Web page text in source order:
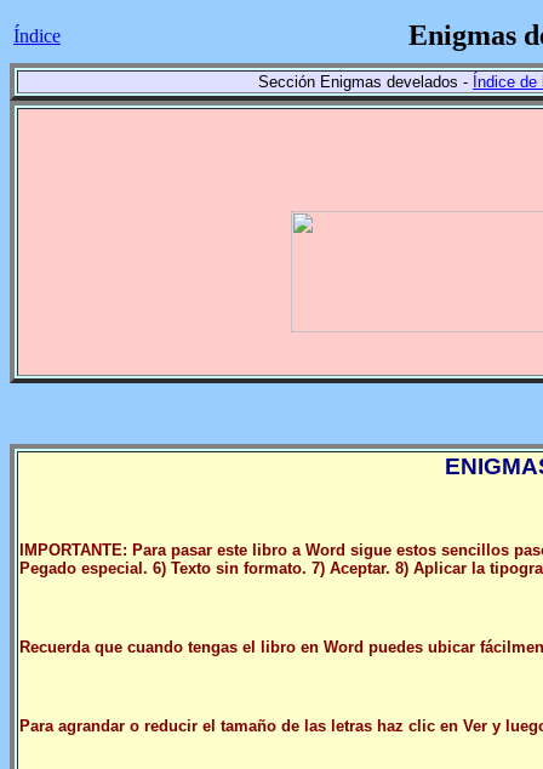
Índice Enigmas
Sección Enigmas develados - Índice
IMPORTANTE: Para pasar este libro a Word sigue estos sencillos
Pegado especial. 6) Texto sin formato. 7) Aceptar. 8) Aplicar la
Recuerda que cuando tengas el libro en Word puedes ubicar
Para agrandar o reducir el tamaño de las letras haz clic en Ver y